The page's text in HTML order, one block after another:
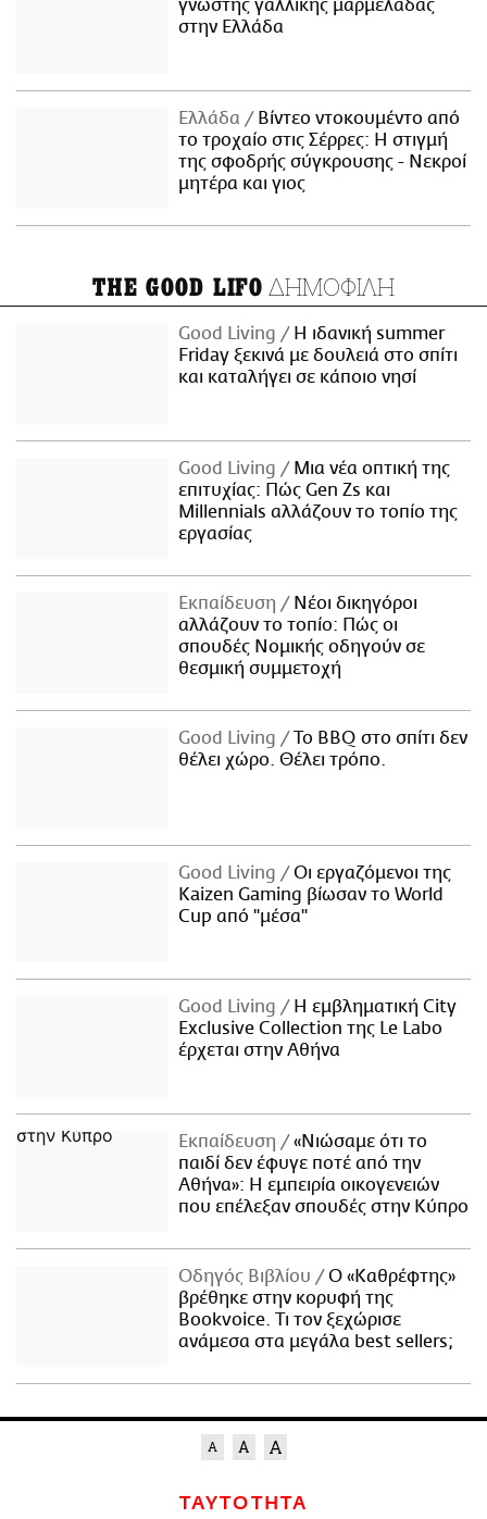
γνωστής γαλλικής μαρμελάδας
στην Ελλάδα
Ελλάδα
Βίντεο ντοκουμέντο από
το τροχαίο στις Σέρρες: Η στιγμή
της σφοδρής σύγκρουσης - Νεκροί
μητέρα και γιος
THE GOOD LIFO ΔΗΜΟΦΙΛΗ
Good Living
Η ιδανική summer
Friday ξεκινά με δουλειά στο σπίτι
και καταλήγει σε κάποιο νησί
Good Living
Μια νέα οπτική της
επιτυχίας: Πώς Gen Zs και
Millennials αλλάζουν το τοπίο της
εργασίας
Εκπαίδευση
Νέοι δικηγόροι
αλλάζουν το τοπίο: Πώς οι
σπουδές Νομικής οδηγούν σε
θεσμική συμμετοχή
Good Living
Το BBQ στο σπίτι δεν
θέλει χώρο. Θέλει τρόπο.
Good Living
Οι εργαζόμενοι της
Kaizen Gaming βίωσαν το World
Cup από "μέσα"
Good Living
Η εμβληματική City
Exclusive Collection της Le Labo
έρχεται στην Αθήνα
Εκπαίδευση
«Νιώσαμε ότι το
παιδί δεν έφυγε ποτέ από την
Αθήνα»: Η εμπειρία οικογενειών
που επέλεξαν σπουδές στην Κύπρο
Οδηγός Βιβλίου
Ο «Καθρέφτης»
βρέθηκε στην κορυφή της
Bookvoice. Τι τον ξεχώρισε
ανάμεσα στα μεγάλα best sellers;
ΤΑΥΤΟΤΗΤΑ